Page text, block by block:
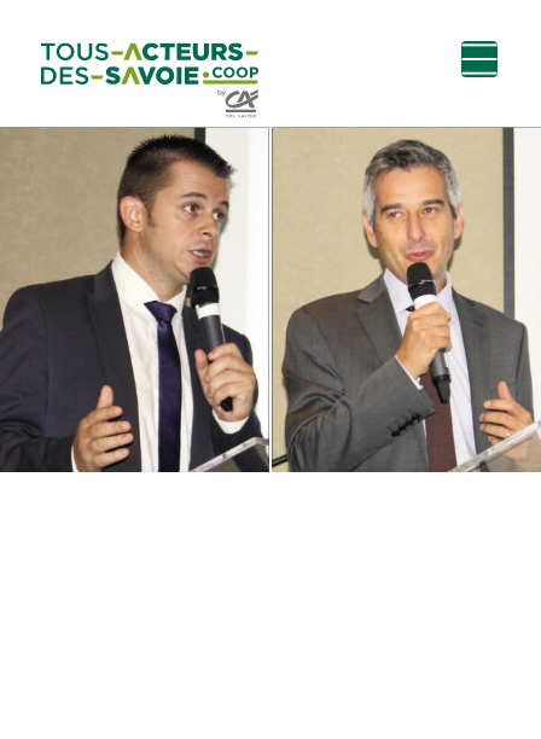
contenu
principal